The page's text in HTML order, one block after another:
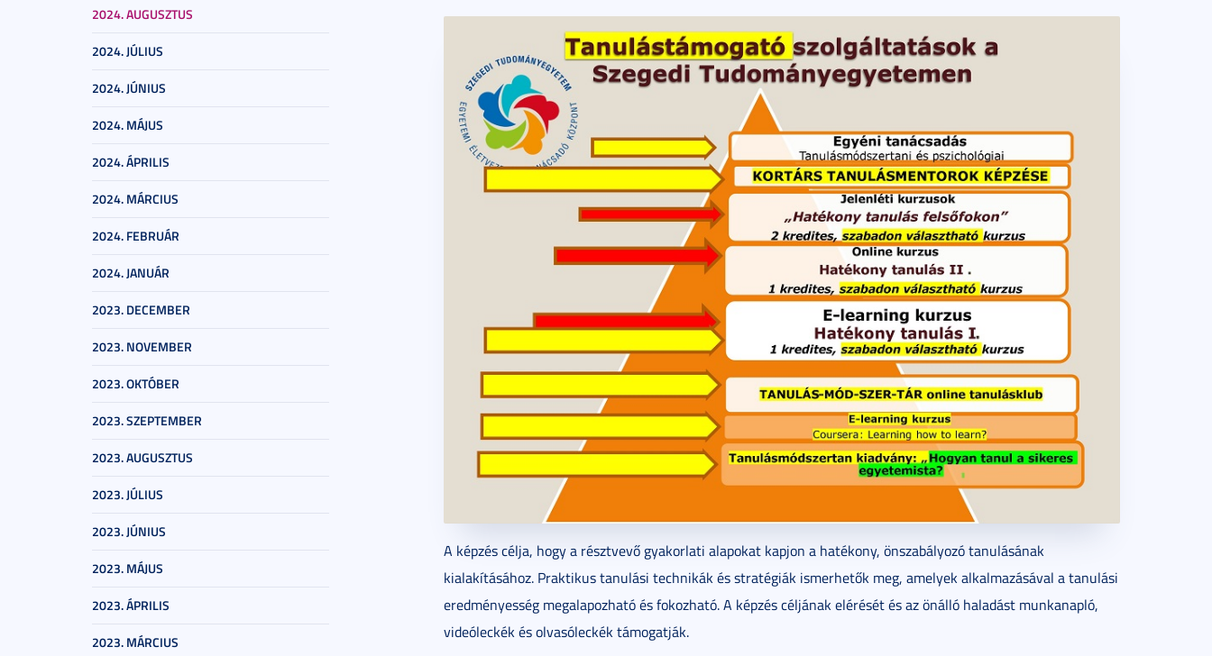
2024. AUGUSZTUS
2024. JÚLIUS
2024. JÚNIUS
2024. MÁJUS
2024. ÁPRILIS
2024. MÁRCIUS
2024. FEBRUÁR
2024. JANUÁR
2023. DECEMBER
2023. NOVEMBER
2023. OKTÓBER
2023. SZEPTEMBER
2023. AUGUSZTUS
2023. JÚLIUS
2023. JÚNIUS
2023. MÁJUS
2023. ÁPRILIS
2023. MÁRCIUS
A képzés célja, hogy a résztvevő gyakorlati alapokat kapjon a hatékony, önszabályozó tanulásának
kialakításához. Praktikus tanulási technikák és stratégiák ismerhetők meg, amelyek alkalmazásával a tanulási
eredményesség megalapozható és fokozható. A képzés céljának elérését és az önálló haladást munkanapló,
videóleckék és olvasóleckék támogatják.